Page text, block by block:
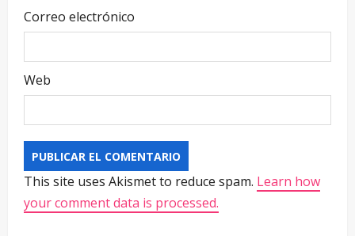
Correo electrónico
Web
This site uses Akismet to reduce spam. Learn how
your comment data is processed.